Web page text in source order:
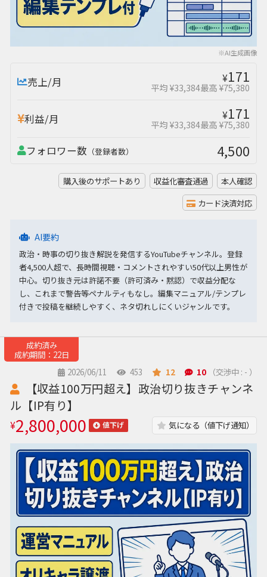
※AI生成画像
売上/月 ¥171
平均 ¥33,384最高 ¥75,380
利益/月 ¥171
平均 ¥33,384最高 ¥75,380
フォロワー数 （登録者数） 4,500
購入後のサポートあり 収益化審査通過
本人確認
カード決済対応
AI要約
政治・時事の切り抜き解説を発信するYouTubeチャンネル。登録
者4,500人超で、長時間視聴・コメントされやすい50代以上男性が
中心。切り抜き元は許諾不要（許可済み・黙認）で収益分配な
し、これまで警告等ペナルティもなし。編集マニュアル/テンプレ
付きで投稿を継続しやすく、ネタ切れしにくいジャンルです。
成約済み
成約期間：22日
2026/06/11
453 12 10 （交渉中 : - ）
【収益100万円超え】政治切り抜きチャンネ
ル【IP有り】
¥2,800,000 値下げ 気になる（値下げ通知）